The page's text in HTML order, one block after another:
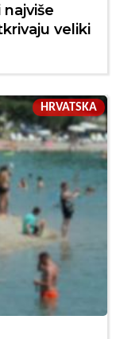
veliki
HRVATSKA